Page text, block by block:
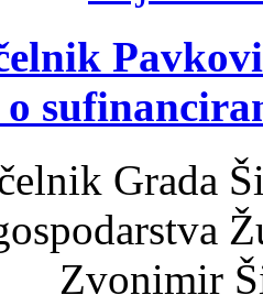
Grada
Zvonimir